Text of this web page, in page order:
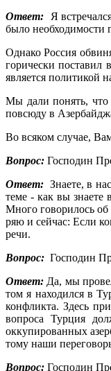
Ответ:
Я
было не­обходимости
Однако Россия
горически
является по­литикой
Мы дали понять, что
повсюду в
Во всяком случае,
Вопрос: Господин
Ответ: Знаете, в
теме - как вы знаете
Много говорилось
ряю и сейчас: Если
речи.
Вопрос: Господин
Ответ: Да, мы
том я находился в
кон­фликта. Здесь
вопроса Турция
оккупированных
тому наши
Вопрос: Господин